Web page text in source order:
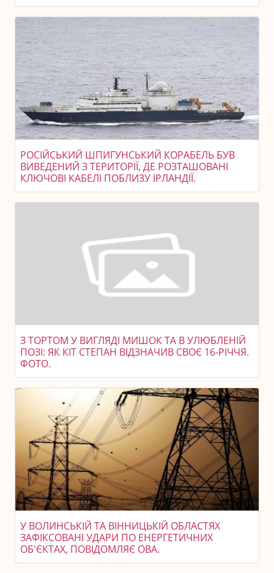
РОСІЙСЬКИЙ ШПИГУНСЬКИЙ КОРАБЕЛЬ БУВ
ВИВЕДЕНИЙ З ТЕРИТОРІЇ, ДЕ РОЗТАШОВАНІ
КЛЮЧОВІ КАБЕЛІ ПОБЛИЗУ ІРЛАНДІЇ.
З ТОРТОМ У ВИГЛЯДІ МИШОК ТА В УЛЮБЛЕНІЙ
ПОЗІ: ЯК КІТ СТЕПАН ВІДЗНАЧИВ СВОЄ 16-РІЧЧЯ.
ФОТО.
У ВОЛИНСЬКІЙ ТА ВІННИЦЬКІЙ ОБЛАСТЯХ
ЗАФІКСОВАНІ УДАРИ ПО ЕНЕРГЕТИЧНИХ
ОБ'ЄКТАХ, ПОВІДОМЛЯЄ ОВА.